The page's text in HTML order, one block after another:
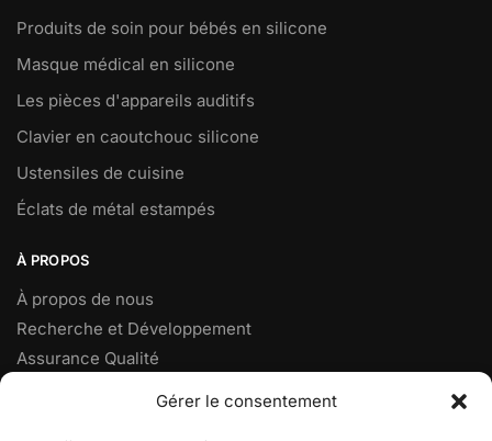
Gérer le consentement
Produits de soin pour bébés en silicone
Masque médical en silicone
Les pièces d'appareils auditifs
Clavier en caoutchouc silicone
Ustensiles de cuisine
Éclats de métal estampés
À PROPOS
À propos de nous
Recherche et Développement
Assurance Qualité